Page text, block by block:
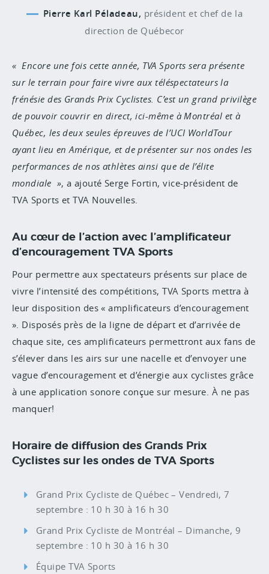
Pierre Karl Péladeau, président et chef de la
direction de Québecor
Encore une fois cette année, TVA Sports sera présente
sur le terrain pour faire vivre aux téléspectateurs la
frénésie des Grands Prix Cyclistes. C’est un grand privilège
de pouvoir couvrir en direct, ici-même à Montréal et à
Québec, les deux seules épreuves de l’UCI WorldTour
ayant lieu en Amérique, et de présenter sur nos ondes les
performances de nos athlètes ainsi que de l’élite
mondiale
, a ajouté Serge Fortin, vice-président de
TVA Sports et TVA Nouvelles.
Au cœur de l’action avec l’amplificateur
d’encouragement TVA Sports
Pour permettre aux spectateurs présents sur place de
vivre l’intensité des compétitions, TVA Sports mettra à
leur disposition des « amplificateurs d’encouragement
». Disposés près de la ligne de départ et d’arrivée de
chaque site, ces amplificateurs permettront aux fans de
s’élever dans les airs sur une nacelle et d’envoyer une
vague d’encouragement et d’énergie aux cyclistes grâce
à une application sonore conçue sur mesure. À ne pas
manquer!
Horaire de diffusion des Grands Prix
Cyclistes sur les ondes de TVA Sports
Grand Prix Cycliste de Québec – Vendredi, 7
septembre : 10 h 30 à 16 h 30
Grand Prix Cycliste de Montréal – Dimanche, 9
septembre : 10 h 30 à 16 h 30
Équipe TVA Sports